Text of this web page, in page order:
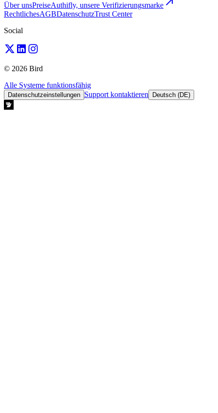
Über unsPreiseAuthifly, unsere Verifizierungsmarke
RechtlichesAGBDatenschutzTrust Center
Social
© 2026 Bird
Alle Systeme funktionsfähig
Datenschutzeinstellungen Support kontaktieren Deutsch (DE)